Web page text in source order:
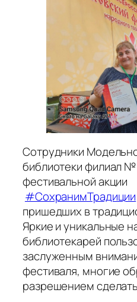
Сотрудники
библиотеки филиал №
фестивальной акции
#СохранимТрадиции
пришедших в
Яркие и уникальные
библиотекарей
заслуженным
фестиваля, многие
разрешением